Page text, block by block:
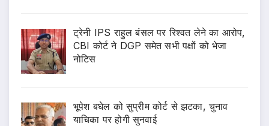
ट्रेनी IPS राहुल बंसल पर रिश्वत लेने का आरोप,
CBI कोर्ट ने DGP समेत सभी पक्षों को भेजा
नोटिस
भूपेश बघेल को सुप्रीम कोर्ट से झटका, चुनाव
याचिका पर होगी सुनवाई